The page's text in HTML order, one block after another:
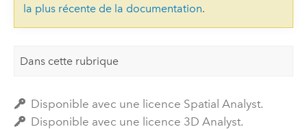
la plus récente de la documentation.
Dans cette rubrique
Disponible avec une licence Spatial Analyst.
Disponible avec une licence 3D Analyst.